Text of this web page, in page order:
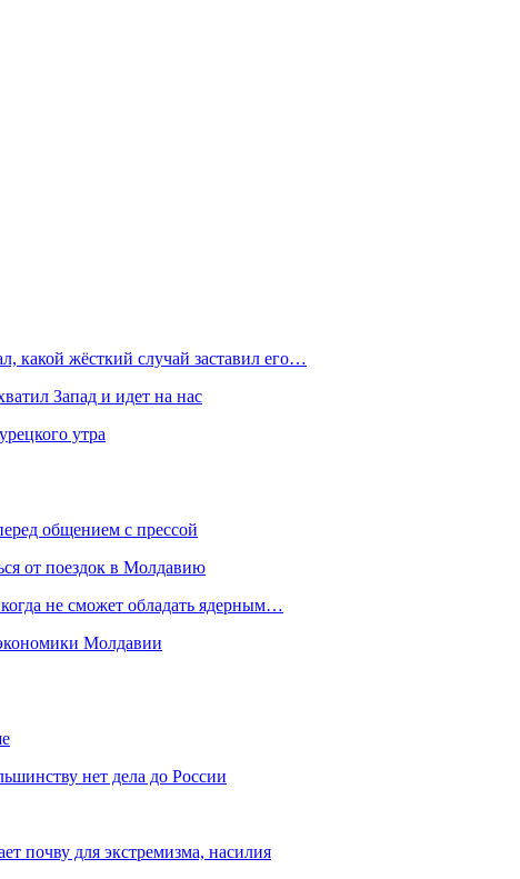
какой жёсткий случай заставил его…
Запад и идет на нас
утра
общением с прессой
от поездок в Молдавию
не сможет обладать ядерным…
Молдавии
нет дела до России
почву для экстремизма, насилия